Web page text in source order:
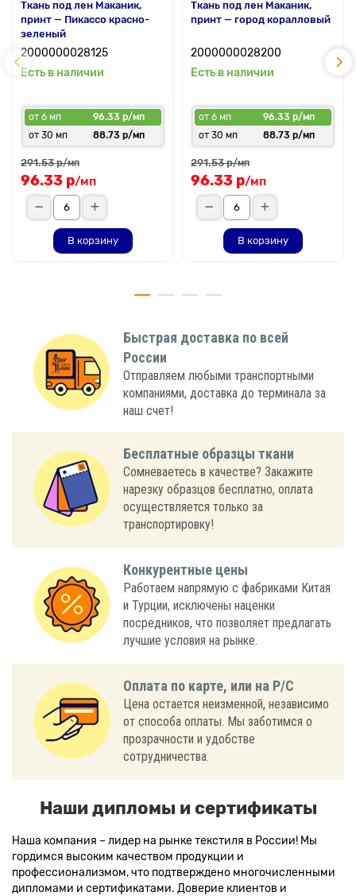
Ткань под лен Маканик,
принт — Пикассо красно-
зеленый
2000000028125
Есть в наличии
от 6 мп
96.33 р/мп
от 30 мп
88.73 р/мп
291.53 р/мп
96.33 р/мп
В корзину
Ткань под лен Маканик,
принт — город коралловый
2000000028200
Есть в наличии
от 6 мп
96.33 р/мп
от 30 мп
88.73 р/мп
291.53 р/мп
96.33 р/мп
В корзину
Быстрая доставка по всей
России
Отправляем любыми транспортными
компаниями, доставка до терминала за
наш счет!
Бесплатные образцы ткани
Сомневаетесь в качестве? Закажите
нарезку образцов бесплатно, оплата
осуществляется только за
транспортировку!
Конкурентные цены
Работаем напрямую с фабриками Китая
и Турции, исключены наценки
посредников, что позволяет предлагать
лучшие условия на рынке.
Оплата по карте, или на Р/С
Цена остается неизменной, независимо
от способа оплаты. Мы заботимся о
прозрачности и удобстве
сотрудничества.
Наши дипломы и сертификаты
Наша компания – лидер на рынке текстиля в России! Мы
гордимся высоким качеством продукции и
профессионализмом, что подтверждено многочисленными
дипломами и сертификатами. Доверие клиентов и